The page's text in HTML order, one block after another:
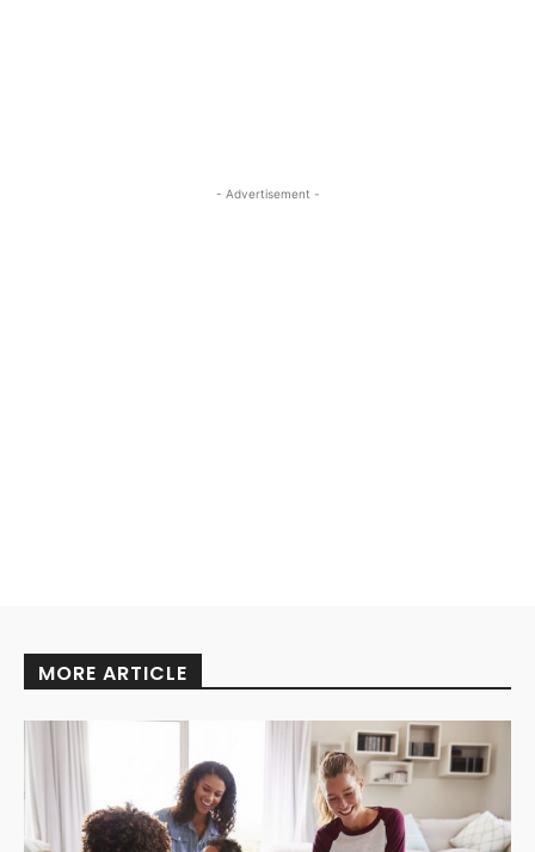
- Advertisement -
MORE ARTICLE